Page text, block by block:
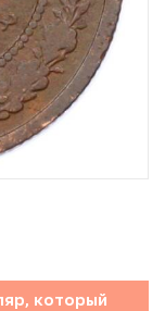
года)
и России
который